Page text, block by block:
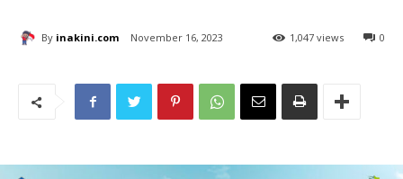
By inakini.com November 16, 2023 0
1,047 views